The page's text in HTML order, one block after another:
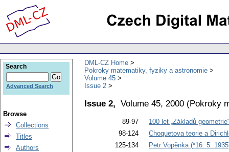
DML-CZ Home
Pokroky matematiky, fyziky a astronomie
Volume 45
Issue 2
Issue 2, Volume 45, 2000 (Pokroky
89-97
100 let „Základů
98-124
Choquetova teorie a
125-134
Petr Vopěnka (*16. 5.
Search
Advanced Search
Browse
Collections
Titles
Authors